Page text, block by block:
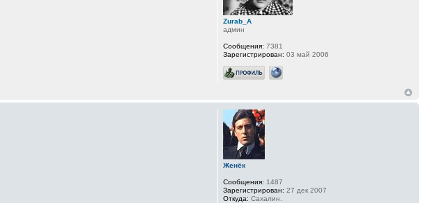
Zurab_A
админ
Сообщения: 7381
Зарегистрирован: 03 май 2006
Женёк
Сообщения: 1487
Зарегистрирован: 27 дек 2007
Откуда: Сахалин.